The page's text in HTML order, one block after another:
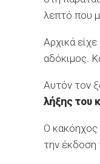
λεπτό που
Αρχικά
αδόκιμος.
Αυτόν τον
λήξης του
Ο κακόηχος
την έκδοση